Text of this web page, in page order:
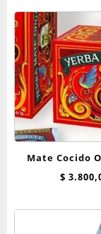
Mate Cocido
Hierbas Del
$